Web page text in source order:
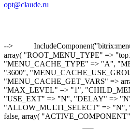
opt@claude.ru
-->
array( "ROOT_MENU_TYPE" =>
"MENU_CACHE_TYPE" => "A",
"3600",
"MENU_CACHE_GET_VARS" =>
"MAX_LEVEL" => "1",
"USE_EXT" => "N", "DELAY" =>
"ALLOW_MULTI_SELECT" => "N",
false, array(